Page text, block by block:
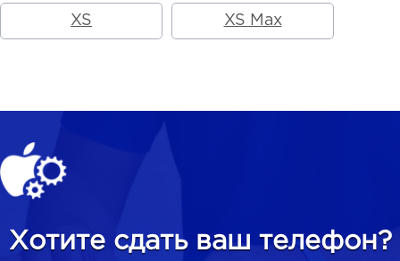
XS XS Max
Хотите сдать ваш телефон?